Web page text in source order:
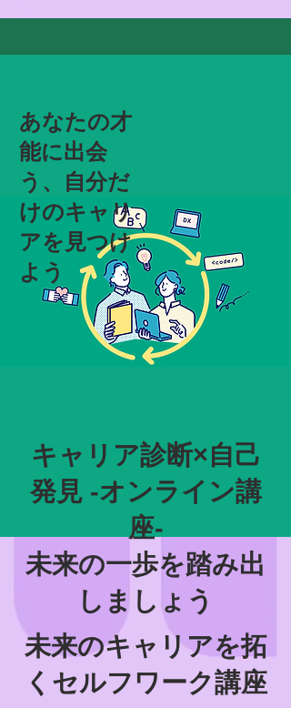
あなたの才
能に出会
う、自分だ
けのキャリ
アを見つけ
よう
キャリア診断×自己
発見 -オンライン講
座-
未来の一歩を踏み出
しましょう
未来のキャリアを拓
くセルフワーク講座